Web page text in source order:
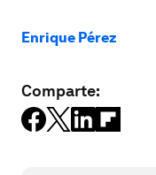
Enrique Pérez
Comparte: